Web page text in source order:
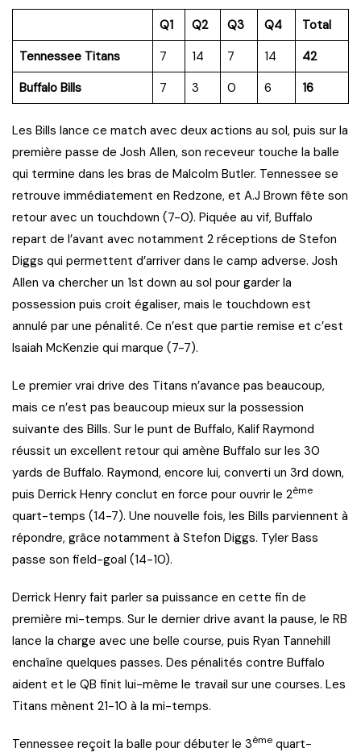
Q1 Q2 Q3 Q4
Total
Tennessee Titans
7 14 7 14
42
Buffalo Bills
7 3 0 6 16
Les Bills lance ce match avec deux actions au sol, puis sur la
première passe de Josh Allen, son receveur touche la balle
qui termine dans les bras de Malcolm Butler. Tennessee se
retrouve immédiatement en Redzone, et A.J Brown fête son
retour avec un touchdown (7-0). Piquée au vif, Buffalo
repart de l’avant avec notamment 2 réceptions de Stefon
Diggs qui permettent d’arriver dans le camp adverse. Josh
Allen va chercher un 1st down au sol pour garder la
possession puis croit égaliser, mais le touchdown est
annulé par une pénalité. Ce n’est que partie remise et c’est
Isaiah McKenzie qui marque (7-7).
Le premier vrai drive des Titans n’avance pas beaucoup,
mais ce n’est pas beaucoup mieux sur la possession
suivante des Bills. Sur le punt de Buffalo, Kalif Raymond
réussit un excellent retour qui amène Buffalo sur les 30
yards de Buffalo. Raymond, encore lui, converti un 3rd down,
puis Derrick Henry conclut en force pour ouvrir le 2ème
quart-temps (14-7). Une nouvelle fois, les Bills parviennent à
répondre, grâce notamment à Stefon Diggs. Tyler Bass
passe son field-goal (14-10).
Derrick Henry fait parler sa puissance en cette fin de
première mi-temps. Sur le dernier drive avant la pause, le RB
lance la charge avec une belle course, puis Ryan Tannehill
enchaîne quelques passes. Des pénalités contre Buffalo
aident et le QB finit lui-même le travail sur une courses. Les
Titans mènent 21-10 à la mi-temps.
Tennessee reçoit la balle pour débuter le 3ème quart-